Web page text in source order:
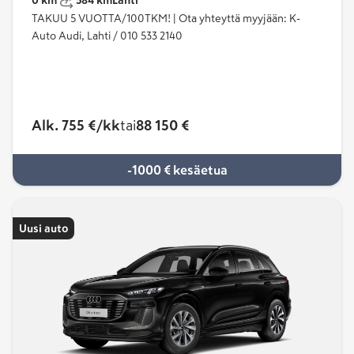
löydät meiltä Suomen suurimman ja laadukkaimman
sähköautojenvalikoiman.
Tyylikäs muotoilu
TAKUU 5 VUOTTA/100TKM! | Ota yhteyttä myyjään: K-
Auto Audi, Lahti / 010 533 2140
Alk. 755 €/kktai88 150 €
-1000 € kesäetua
Uusi auto